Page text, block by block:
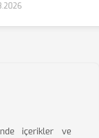
içerikler ve